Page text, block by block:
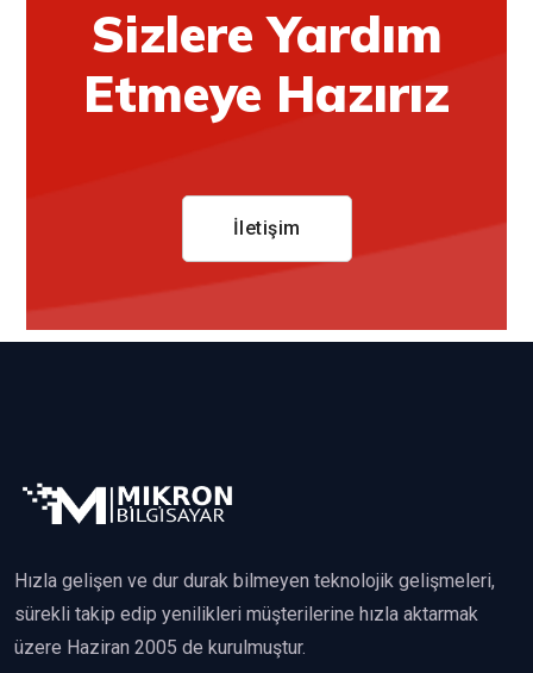
Sizlere Yardım
Etmeye Hazırız
İletişim
Hızla gelişen ve dur durak bilmeyen teknolojik gelişmeleri,
sürekli takip edip yenilikleri müşterilerine hızla aktarmak
üzere Haziran 2005 de kurulmuştur.